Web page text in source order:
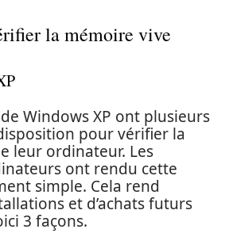
la mémoire vive
Windows XP ont plusieurs
pour vérifier la
leur ordinateur. Les
ont rendu cette
simple. Cela rend
et d’achats futurs
3 façons.